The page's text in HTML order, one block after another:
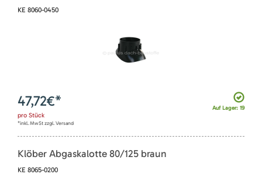
KE 8060-0450
Auf Lager: 19
47,72€*
pro Stück
*inkl. MwSt zzgl. Versand
Klöber Abgaskalotte 80/125 braun
KE 8065-0200